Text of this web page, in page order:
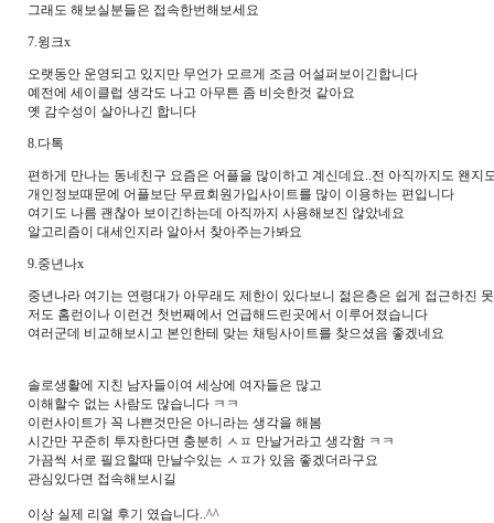
그래도 해보실분들은 접속한번해보세요
7.윙크x
오랫동안 운영되고 있지만 무언가 모르게 조금 어설퍼보이긴합니다
예전에 세이클럽 생각도 나고 아무튼 좀 비슷한것 같아요
옛 감수성이 살아나긴 합니다
8.다톡
편하게 만나는 동네친구 요즘은 어플을 많이하고 계신데요..전 아직까지도 왠지
개인정보때문에 어플보단 무료회원가입사이트를 많이 이용하는 편입니다
여기도 나름 괜찮아 보이긴하는데 아직까지 사용해보진 않았네요
알고리즘이 대세인지라 알아서 찾아주는가봐요
9.중년나x
중년나라 여기는 연령대가 아무래도 제한이 있다보니 젊은층은 쉽게 접근하진
저도 홈런이나 이런건 첫번째에서 언급해드린곳에서 이루어졌습니다
여러군데 비교해보시고 본인한테 맞는 채팅사이트를 찾으셨음 좋겠네요
솔로생활에 지친 남자들이여 세상에 여자들은 많고
이해할수 없는 사람도 많습니다 ㅋㅋ
이런사이트가 꼭 나쁜것만은 아니라는 생각을 해봄
시간만 꾸준히 투자한다면 충분히 ㅅㅍ 만날거라고 생각함 ㅋㅋ
가끔씩 서로 필요할때 만날수있는 ㅅㅍ가 있음 좋겠더라구요
관심있다면 접속해보시길
이상 실제 리얼 후기 였습니다..^^